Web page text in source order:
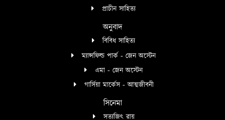
প্রাচীন সাহিত্য
অনুবাদ
বিবিধ সাহিত্য
ম্যান্সফিল্ড পার্ক - জেন অস্টেন
এমা - জেন অস্টেন
গার্সিয়া মার্কেস - আত্মজীবনী
সিনেমা
সত্যজিৎ রায়